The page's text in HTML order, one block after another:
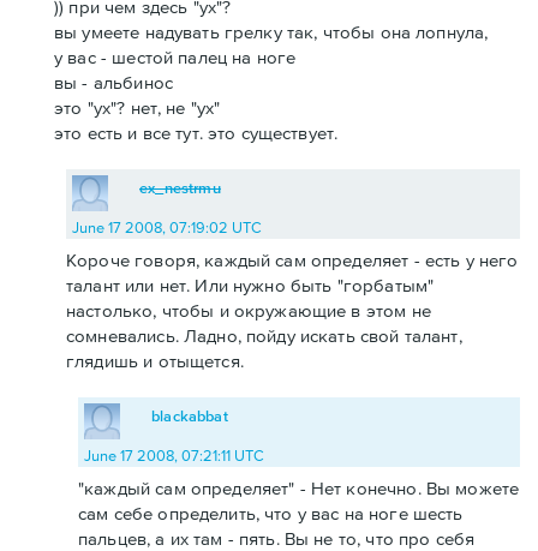
)) при чем здесь "ух"?
вы умеете надувать грелку так, чтобы она лопнула,
у вас - шестой палец на ноге
вы - альбинос
это "ух"? нет, не "ух"
это есть и все тут. это существует.
ex_nestrmu
June 17 2008, 07:19:02 UTC
Короче говоря, каждый сам определяет - есть у него
талант или нет. Или нужно быть "горбатым"
настолько, чтобы и окружающие в этом не
сомневались. Ладно, пойду искать свой талант,
глядишь и отыщется.
blackabbat
June 17 2008, 07:21:11 UTC
"каждый сам определяет" - Нет конечно. Вы можете
сам себе определить, что у вас на ноге шесть
пальцев, а их там - пять. Вы не то, что про себя